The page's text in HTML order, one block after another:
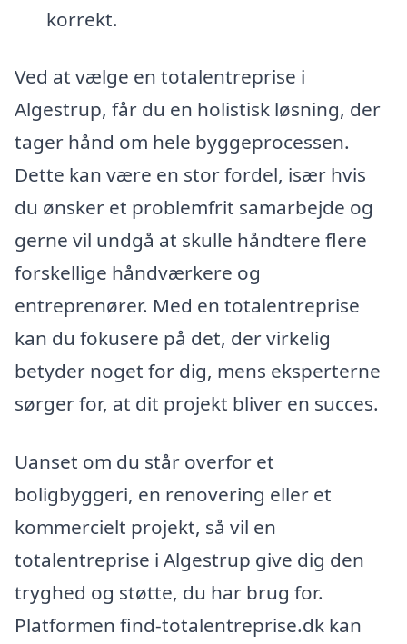
korrekt.
Ved at vælge en totalentreprise i
Algestrup, får du en holistisk løsning, der
tager hånd om hele byggeprocessen.
Dette kan være en stor fordel, især hvis
du ønsker et problemfrit samarbejde og
gerne vil undgå at skulle håndtere flere
forskellige håndværkere og
entreprenører. Med en totalentreprise
kan du fokusere på det, der virkelig
betyder noget for dig, mens eksperterne
sørger for, at dit projekt bliver en succes.
Uanset om du står overfor et
boligbyggeri, en renovering eller et
kommercielt projekt, så vil en
totalentreprise i Algestrup give dig den
tryghed og støtte, du har brug for.
Platformen find-totalentreprise.dk kan